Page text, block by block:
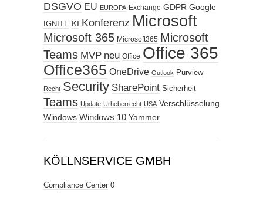
DSGVO EU EUROPA Exchange GDPR Google
IGNITE KI Konferenz Microsoft
Microsoft 365 Microsoft365 Microsoft
Teams MVP neu Office Office 365
Office365 OneDrive Outlook Purview
Recht Security SharePoint Sicherheit
Teams Update Urheberrecht USA Verschlüsselung
Windows Windows 10 Yammer
KÖLLNSERVICE GMBH
Compliance Center 0